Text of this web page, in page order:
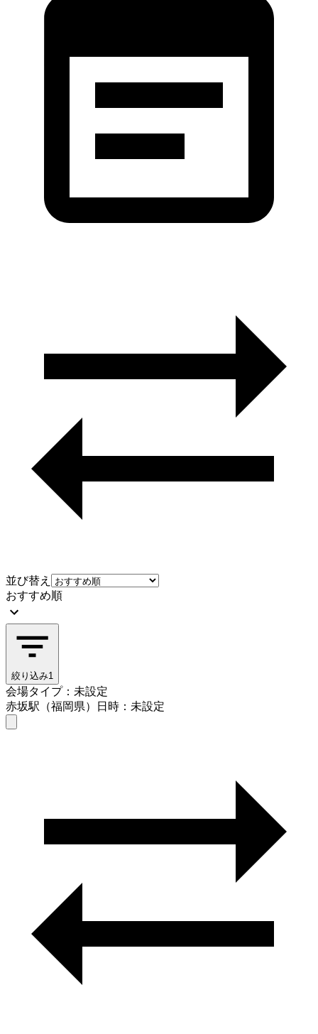
並び替え
おすすめ順
絞り込み1
会場タイプ：未設定
赤坂駅（福岡県）
日時：未設定